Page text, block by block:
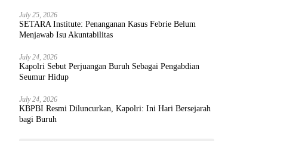
July 25, 2026
SETARA Institute: Penanganan Kasus Febrie Belum
Menjawab Isu Akuntabilitas
July 24, 2026
Kapolri Sebut Perjuangan Buruh Sebagai Pengabdian
Seumur Hidup
July 24, 2026
KBPBI Resmi Diluncurkan, Kapolri: Ini Hari Bersejarah
bagi Buruh